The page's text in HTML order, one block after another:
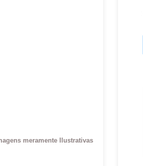
meramente Ilustrativas